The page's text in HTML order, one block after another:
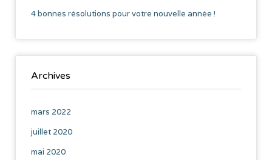
4 bonnes résolutions pour votre nouvelle année !
Archives
mars 2022
juillet 2020
mai 2020